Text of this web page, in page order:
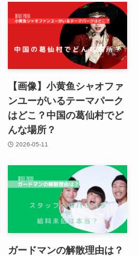
【画像】小黄鱼シャオファ
ンユーがいるテーマパーク
はどこ？中国の葛仙村でど
んな場所？
2026-05-11
ガードマンの解散理由は？